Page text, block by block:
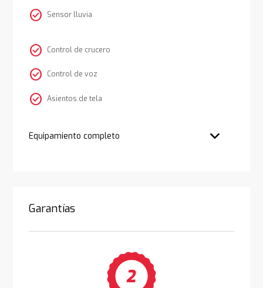
check_circle Sensor lluvia
check_circle Control de crucero
check_circle Control de voz
check_circle Asientos de tela
Equipamiento completo
Garantías